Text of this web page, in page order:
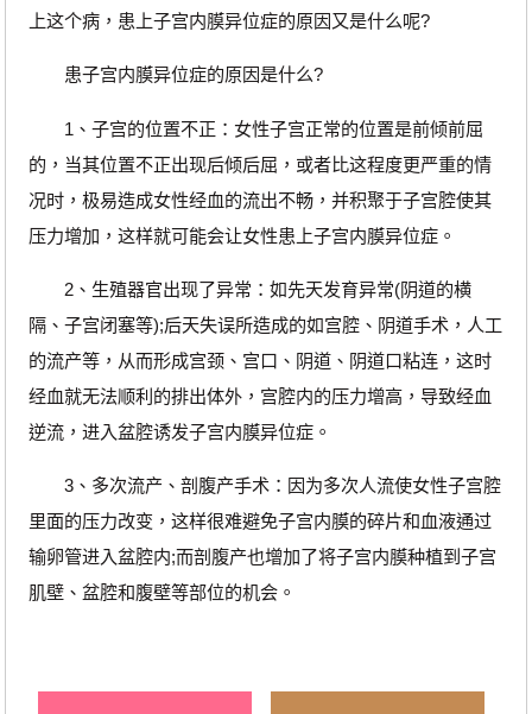
上这个病，患上子宫内膜异位症的原因又是什么呢?
患子宫内膜异位症的原因是什么?
1、子宫的位置不正：女性子宫正常的位置是前倾前屈
的，当其位置不正出现后倾后屈，或者比这程度更严重的情
况时，极易造成女性经血的流出不畅，并积聚于子宫腔使其
压力增加，这样就可能会让女性患上子宫内膜异位症。
2、生殖器官出现了异常：如先天发育异常(阴道的横
隔、子宫闭塞等);后天失误所造成的如宫腔、阴道手术，人工
的流产等，从而形成宫颈、宫口、阴道、阴道口粘连，这时
经血就无法顺利的排出体外，宫腔内的压力增高，导致经血
逆流，进入盆腔诱发子宫内膜异位症。
3、多次流产、剖腹产手术：因为多次人流使女性子宫腔
里面的压力改变，这样很难避免子宫内膜的碎片和血液通过
输卵管进入盆腔内;而剖腹产也增加了将子宫内膜种植到子宫
肌壁、盆腔和腹壁等部位的机会。